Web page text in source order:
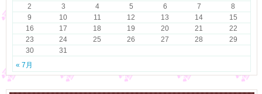
« 7月
2
3 4 5 6 7
8
9
10 11 12 13 14
15
16
17 18 19 20 21
22
23
24 25 26 27 28
29
30
31